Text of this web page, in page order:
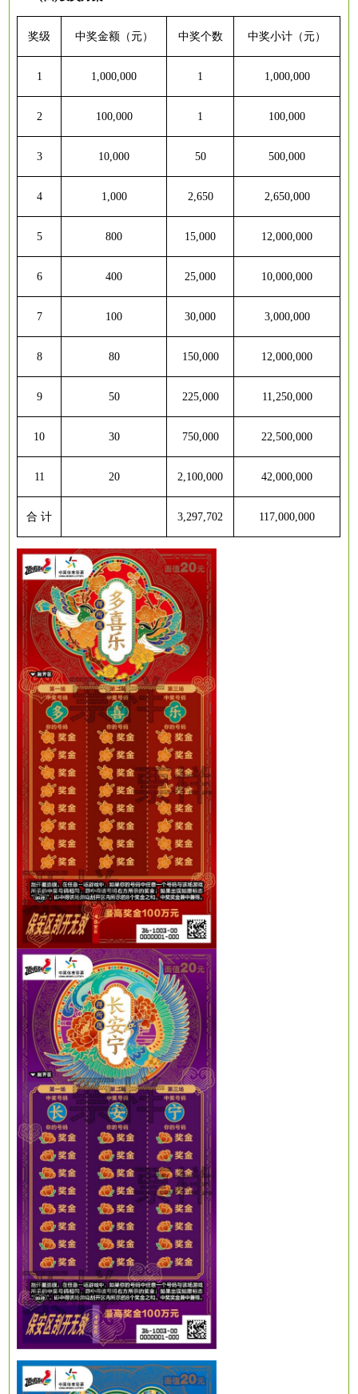
奖级 中奖金额（元） 中奖个数 中奖小计（元）
1 1,000,000 1 1,000,000
2 100,000 1 100,000
3 10,000 50 500,000
4 1,000 2,650 2,650,000
5 800 15,000 12,000,000
6 400 25,000 10,000,000
7 100 30,000 3,000,000
8 80 150,000 12,000,000
9 50 225,000 11,250,000
10 30 750,000 22,500,000
11 20 2,100,000 42,000,000
合 计 3,297,702 117,000,000